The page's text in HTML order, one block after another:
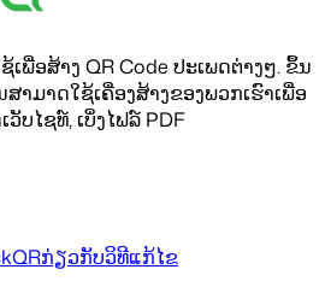
ເພື່ອສ້າງ QR Code ປະເພດຕ່າງໆ. ຂຶ້ນ
າມາດໃຊ້ເຄື່ອງສ້າງຂອງພວກເຮົາເພື່ອ
ວັບໄຊທ໌, ເບິ່ງໄຟລ໌ PDF
ກ່ຽວກັບວິທີແກ້ໄຂ